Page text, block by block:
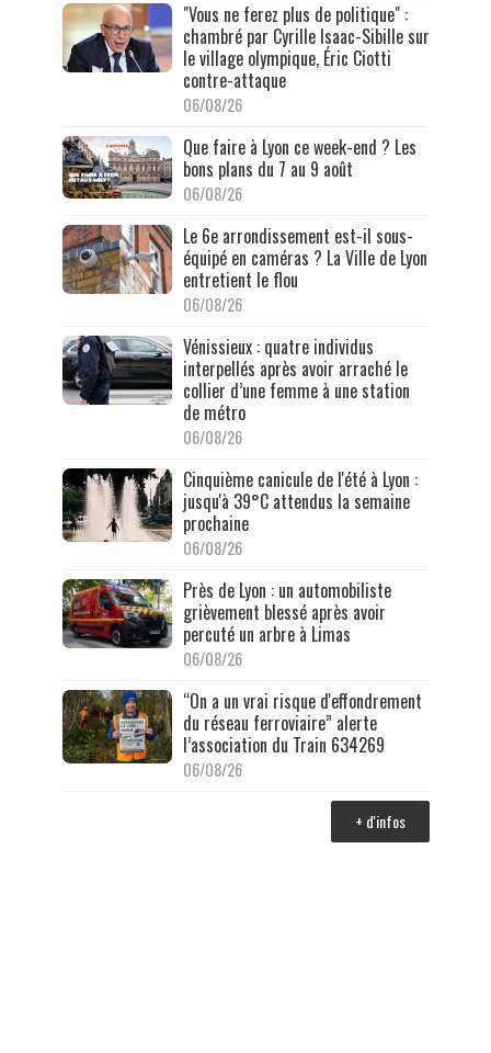
"Vous ne ferez plus de politique" :
chambré par Cyrille Isaac-Sibille sur
le village olympique, Éric Ciotti
contre-attaque
06/08/26
Que faire à Lyon ce week-end ? Les
bons plans du 7 au 9 août
06/08/26
Le 6e arrondissement est-il sous-
équipé en caméras ? La Ville de Lyon
entretient le flou
06/08/26
Vénissieux : quatre individus
interpellés après avoir arraché le
collier d’une femme à une station
de métro
06/08/26
Cinquième canicule de l'été à Lyon :
jusqu'à 39°C attendus la semaine
prochaine
06/08/26
Près de Lyon : un automobiliste
grièvement blessé après avoir
percuté un arbre à Limas
06/08/26
“On a un vrai risque d'effondrement
du réseau ferroviaire” alerte
l’association du Train 634269
06/08/26
+ d'infos